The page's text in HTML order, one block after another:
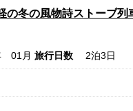
の冬の風物詩ストーブ
01月 旅行日数 2泊3日